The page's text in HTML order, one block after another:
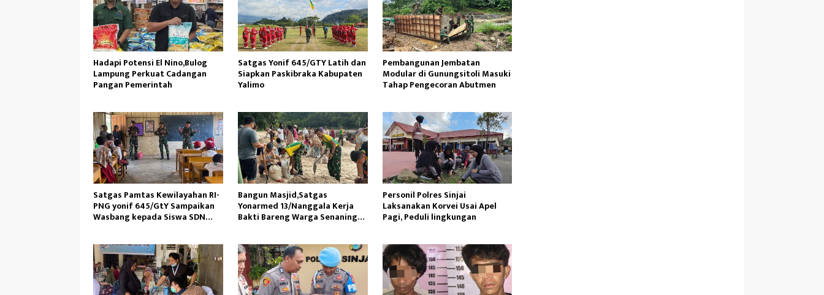
Hadapi Potensi El Nino,Bulog
Lampung Perkuat Cadangan
Pangan Pemerintah
Satgas Yonif 645/GTY Latih dan
Siapkan Paskibraka Kabupaten
Yalimo
Pembangunan Jembatan
Modular di Gunungsitoli Masuki
Tahap Pengecoran Abutmen
Satgas Pamtas Kewilayahan RI-
PNG yonif 645/GtY Sampaikan
Wasbang kepada Siswa SDN
Bangun Masjid,Satgas
Yonarmed 13/Nanggala Kerja
Bakti Bareng Warga Senaning
Personil Polres Sinjai
Laksanakan Korvei Usai Apel
Pagi, Peduli lingkungan